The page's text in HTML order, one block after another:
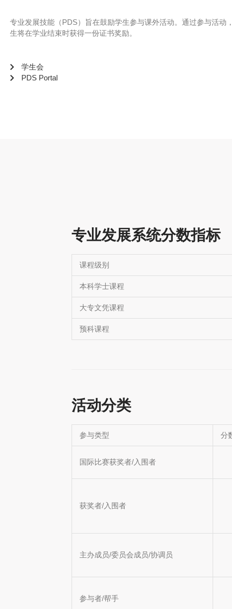
专业发展技能（PDS）旨在鼓励学生参与课外活动。通过参与活动
生将在学业结束时获得一份证书奖励。
学生会
PDS Portal
专业发展系统分数指标
课程级别
本科学士课程
大专文凭课程
预科课程
活动分类
参与类型 分
国际比赛获奖者/入围者
获奖者/入围者
主办成员/委员会成员/协调员
参与者/帮手